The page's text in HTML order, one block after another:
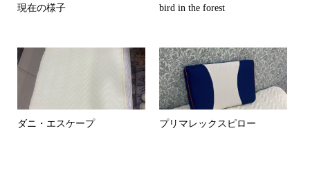
現在の様子 bird in the forest
ダニ・エスケープ プリマレックスピロー